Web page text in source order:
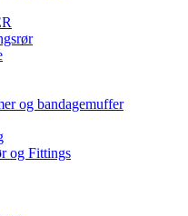
og bandagemuffer
og Fittings